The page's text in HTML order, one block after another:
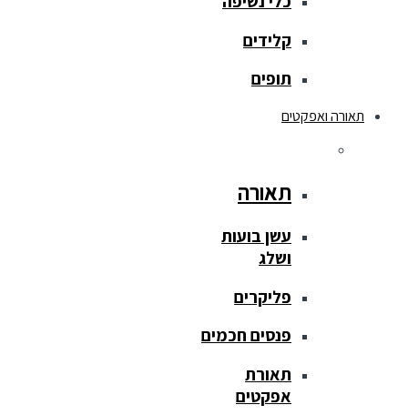
קלידים
תופים
תאורה ואפקטים
תאורה
עשן בועות
ושלג
פליקרים
פנסים חכמים
תאורת
אפקטים